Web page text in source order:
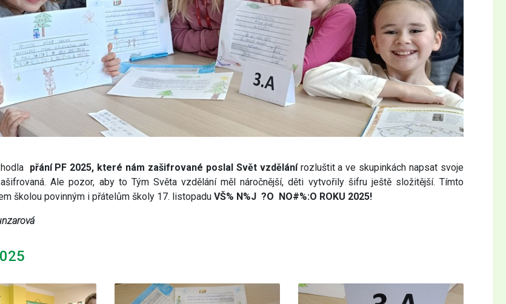
přání PF 2025, které nám zašifrované poslal Svět vzdělánírozluštit a ve skupinkách napsat svoje
Ale pozor, aby to Tým Světa vzdělání měl náročnější, děti vytvořily šifru ještě složitější. Tímto
školou povinným i přátelům školy 17. listopadu VŠ% N%J ?O NO#%:O ROKU 2025!